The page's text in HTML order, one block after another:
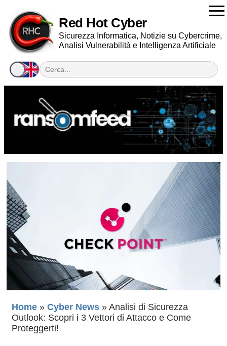
Red Hot Cyber
Sicurezza Informatica, Notizie su Cybercrime,
Analisi Vulnerabilità e Intelligenza Artificiale
Home » Cyber News » Analisi di Sicurezza
Outlook: Scopri i 3 Vettori di Attacco e Come
Proteggerti!